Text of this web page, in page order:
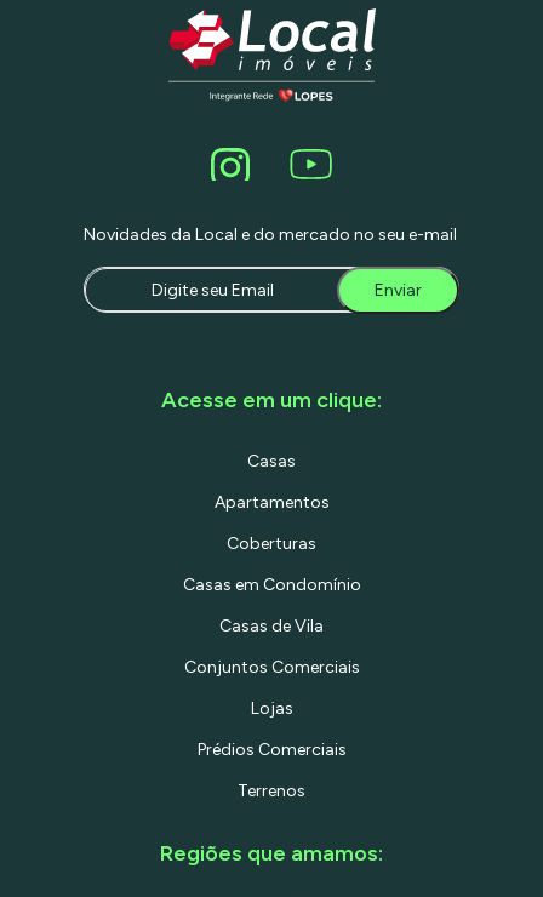
Novidades da Local e do mercado no seu e-mail
Enviar
Acesse em um clique:
Casas
Apartamentos
Coberturas
Casas em Condomínio
Casas de Vila
Conjuntos Comerciais
Lojas
Prédios Comerciais
Terrenos
Regiões que amamos: